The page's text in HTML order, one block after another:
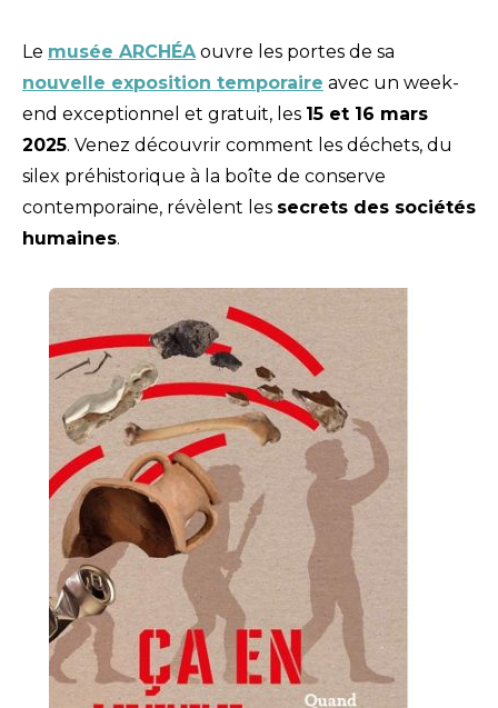
Le musée ARCHÉAouvre les portes de sa
nouvelle exposition temporaire avec un week-
end exceptionnel et gratuit, les 15 et 16 mars
2025. Venez découvrir comment les déchets, du
silex préhistorique à la boîte de conserve
contemporaine, révèlent les secrets des sociétés
humaines.